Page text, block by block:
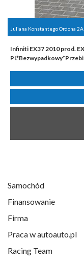
Juliana Konstantego Ordona
Infiniti EX37 2010 prod.
Samochód
Finansowanie
Firma
Praca w autoauto.pl
Racing Team